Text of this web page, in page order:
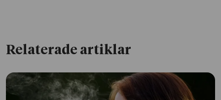
Relaterade artiklar